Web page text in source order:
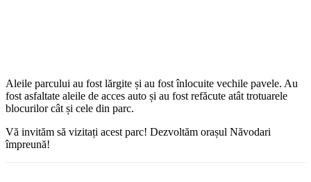
Aleile parcului au fost lărgite și au fost înlocuite vechile pavele. Au
fost asfaltate aleile de acces auto și au fost refăcute atât trotuarele
blocurilor cât și cele din parc.
Vă invităm să vizitați acest parc! Dezvoltăm orașul Năvodari
împreună!